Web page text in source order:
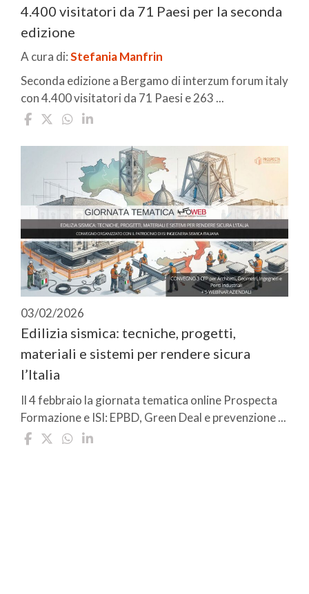
4.400 visitatori da 71 Paesi per la seconda
edizione
A cura di:Stefania Manfrin
Seconda edizione a Bergamo di interzum forum italy
con 4.400 visitatori da 71 Paesi e 263 ...
03/02/2026
Edilizia sismica: tecniche, progetti,
materiali e sistemi per rendere sicura
l’Italia
Il 4 febbraio la giornata tematica online Prospecta
Formazione e ISI: EPBD, Green Deal e prevenzione ...